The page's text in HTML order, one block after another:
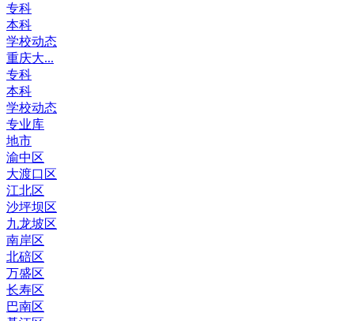
专科
本科
学校动态
重庆大...
专科
本科
学校动态
专业库
地市
渝中区
大渡口区
江北区
沙坪坝区
九龙坡区
南岸区
北碚区
万盛区
长寿区
巴南区